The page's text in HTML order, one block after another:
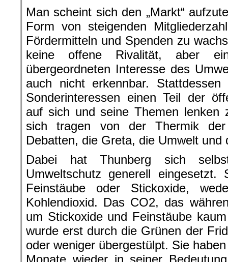
Man scheint sich den „Markt“
Form von steigenden
Fördermitteln und Spenden zu
keine offene Rivalität, aber
übergeordneten Interesse des
auch nicht erkennbar.
Sonderinteressen einen Teil der
auf sich und seine Themen lenken
sich tragen von der Thermik
Debatten, die Greta, die Umwelt
Dabei hat Thunberg sich
Umweltschutz generell
Feinstäube oder Stickoxide,
Kohlendioxid. Das CO2, das
um Stickoxide und Feinstäube
wurde erst durch die Grünen der
oder weniger übergestülpt. Sie
Monate wieder in seiner